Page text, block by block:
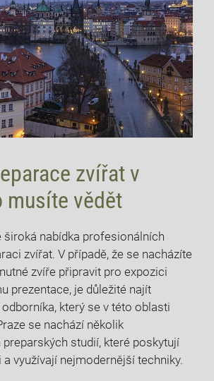
zvířat v
musíte‍ vědět
široká nabídka profesionálních
zvířat.⁤ V případě, ⁤že se nacházíte
zvíře‍ připravit​ pro⁤ expozici⁣
prezentace, je důležité najít
který se⁤ v této oblasti
se nachází ⁣několik
studií, ⁣které ⁢poskytují
využívají nejmodernější ⁣techniky.